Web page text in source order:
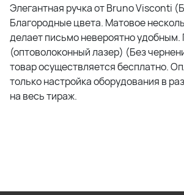
Элегантная ручка от Bruno Visconti
Благородные цвета. Матовое
делает письмо невероятно удобным.
(оптоволоконный лазер) (Без
товар осуществляется бесплатно.
только настройка оборудования в
на весь тираж.